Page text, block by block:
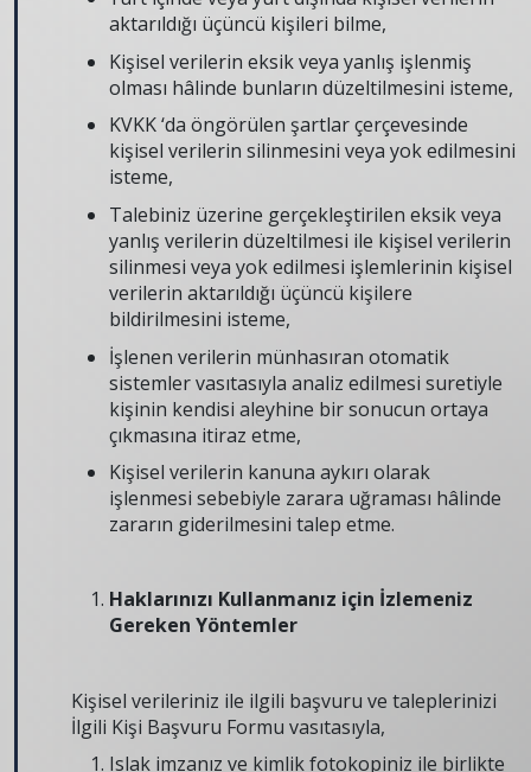
aktarıldığı üçüncü kişileri bilme,
Kişisel verilerin eksik veya yanlış işlenmiş
olması hâlinde bunların düzeltilmesini isteme,
KVKK ‘da öngörülen şartlar çerçevesinde
kişisel verilerin silinmesini veya yok edilmesini
isteme,
Talebiniz üzerine gerçekleştirilen eksik veya
yanlış verilerin düzeltilmesi ile kişisel verilerin
silinmesi veya yok edilmesi işlemlerinin kişisel
verilerin aktarıldığı üçüncü kişilere
bildirilmesini isteme,
İşlenen verilerin münhasıran otomatik
sistemler vasıtasıyla analiz edilmesi suretiyle
kişinin kendisi aleyhine bir sonucun ortaya
çıkmasına itiraz etme,
Kişisel verilerin kanuna aykırı olarak
işlenmesi sebebiyle zarara uğraması hâlinde
zararın giderilmesini talep etme.
Haklarınızı Kullanmanız için İzlemeniz
Gereken Yöntemler
Kişisel verileriniz ile ilgili başvuru ve taleplerinizi
İlgili Kişi Başvuru Formu vasıtasıyla,
Islak imzanız ve kimlik fotokopiniz ile birlikte